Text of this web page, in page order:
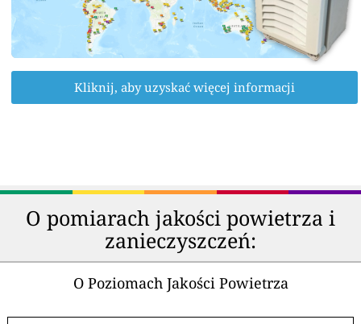
Kliknij, aby uzyskać więcej informacji
O pomiarach jakości powietrza i
zanieczyszczeń:
O Poziomach Jakości Powietrza